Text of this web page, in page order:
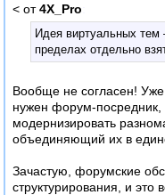
< от4X_Pro
Идея виртуальных
пределах отдельно
Вообще не согласен!
нужен форум-
модернизировать
объединяющий их в
Зачастую, форумские
структурирования, и это